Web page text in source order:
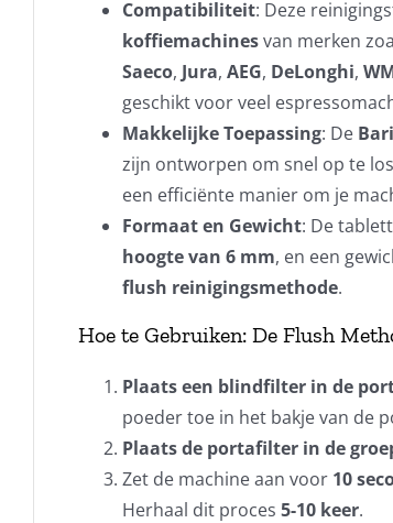
Compatibiliteit: Deze
koffiemachinesvan merken
Saeco, Jura, AEG, DeLonghi,
geschikt voor veel
Makkelijke Toepassing: De
zijn ontworpen om snel op te
een efficiënte manier om je
Formaat en Gewicht: De
hoogte van 6 mm, en een
flush reinigingsmethode.
Hoe te Gebruiken: De Flush
Plaats een blindfilter in de
poeder toe in het bakje van de
Plaats de portafilter in de
Zet de machine aan voor 10
Herhaal dit proces 5-10 keer.